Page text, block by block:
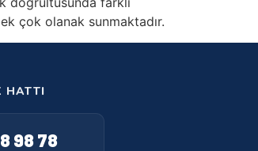
çok olanak sunmaktadır.
HATTI
98 78